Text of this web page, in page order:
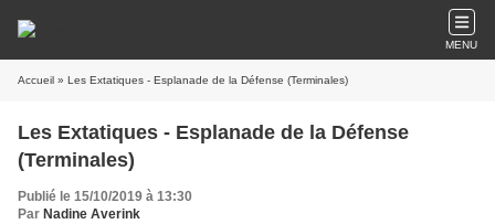
MENU
Accueil » Les Extatiques - Esplanade de la Défense (Terminales)
Les Extatiques - Esplanade de la Défense
(Terminales)
Publié le 15/10/2019 à 13:30
Par Nadine Averink